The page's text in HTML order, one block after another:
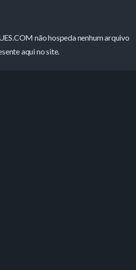
não hospeda nenhum arquivo
aqui no site.